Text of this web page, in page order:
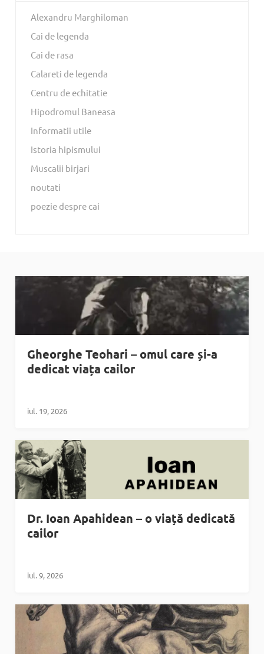
Alexandru Marghiloman
Cai de legenda
Cai de rasa
Calareti de legenda
Centru de echitatie
Hipodromul Baneasa
Informatii utile
Istoria hipismului
Muscalii birjari
noutati
poezie despre cai
Gheorghe Teohari – omul care și-a
dedicat viața cailor
iul. 19, 2026
Dr. Ioan Apahidean – o viață dedicată
cailor
iul. 9, 2026